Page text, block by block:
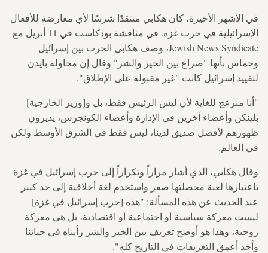
في الأشهر الأخيرة، كان هكابي منتقدًا شرسًا لأي معارضة للأفعال
الإسرائيلية في حرب غزة. في مناقشة بودكاست في 11 أبريل مع
Jewish News Syndicate، وصف هكابي الحرب بين إسرائيل
وحماس بأنها "صراع بين الخير والشر" وقال إن محاولة بايدن
لتقييد إسرائيل كانت "غير مقبولة على الإطلاق".
"أنا منزعج للغاية لأن ليس الرئيس فقط، بل و[وزير الخارجية]
بلينكن وأعضاء آخرين في الإدارة وأعضاء الكونجرس، يديرون
ظهورهم لأفضل صديق لدينا، ليس فقط في الشرق الأوسط ولكن
في العالم.
وقال هكابي، الذي أشار مراراً وتكراراً إلى حرب إسرائيل في غزة
باعتبارها لعبة محصلتها صفر واستخدم لغة أخلاقية إلى حد كبير
عند الحديث عن هذه المسألة: "هذه [حرب إسرائيل في غزة]
ليست معركة سياسية أو اجتماعية أو اقتصادية، بل هي معركة
روحية، وهذا هو أوضح تعريف بين الخير والشر رأيناه في حياتنا
وأحد أعمق التعريفات في التاريخ كله".